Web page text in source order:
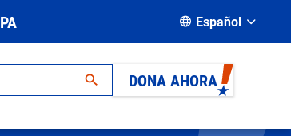
Español
DONA AHORA